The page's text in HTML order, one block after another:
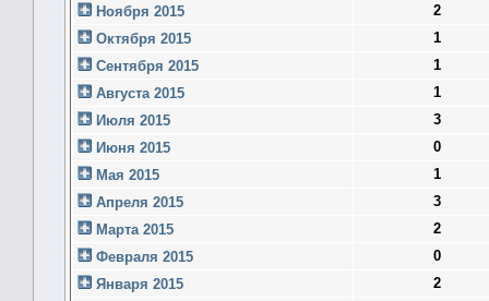
Ноября 2015
2
Октября 2015
1
Сентября 2015
1
Августа 2015
1
Июля 2015
3
Июня 2015
0
Мая 2015
1
Апреля 2015
3
Марта 2015
2
Февраля 2015
0
Января 2015
2